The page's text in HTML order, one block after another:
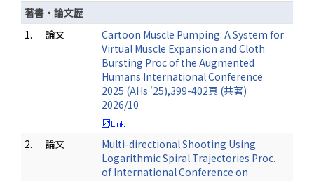
著書・論文歴
1.
論文
Cartoon Muscle Pumping: A System for
Virtual Muscle Expansion and Cloth
Bursting Proc of the Augmented
Humans International Conference
2025 (AHs '25),399-402頁 (共著)
2026/10
2. 論文
Multi-directional Shooting Using
Logarithmic Spiral Trajectories Proc.
of International Conference on